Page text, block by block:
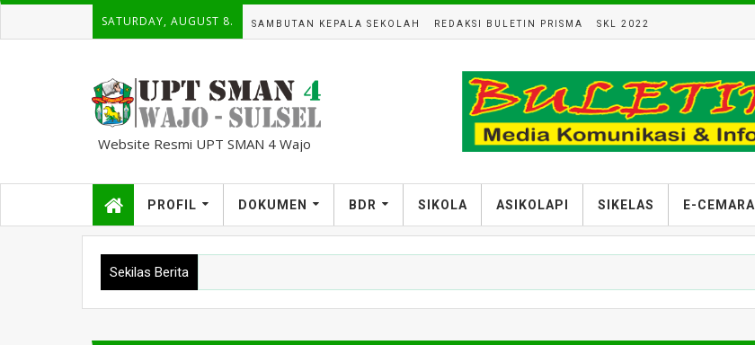
SATURDAY, AUGUST 8. SAMBUTAN KEPALA SEKOLAH REDAKSI BULETIN PRISMA SKL 2022
Website Resmi UPT SMAN 4 Wajo
PROFIL DOKUMEN BDR SIKOLA ASIKOLAPI SIKELAS E-CEMARA
Sekilas Berita